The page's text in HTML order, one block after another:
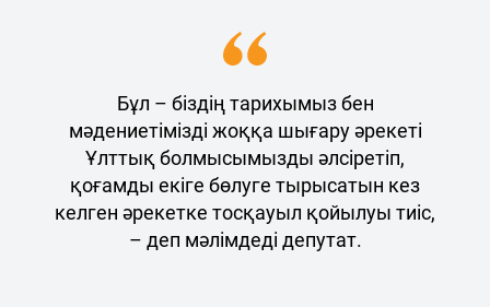
Бұл – біздің тарихымыз бен
мәдениетімізді жоққа шығару әрекеті
Ұлттық болмысымызды әлсіретіп,
қоғамды екіге бөлуге тырысатын кез
келген әрекетке тосқауыл қойылуы тиіс,
– деп мәлімдеді депутат.